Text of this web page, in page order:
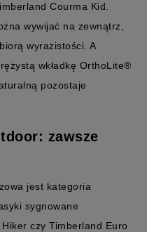
Courma Kid.
wywijać na zewnątrz,
wyrazistości. A
wkładkę OrthoLite®
pozostaje
zawsze
jest kategoria
sygnowane
czy Timberland Euro